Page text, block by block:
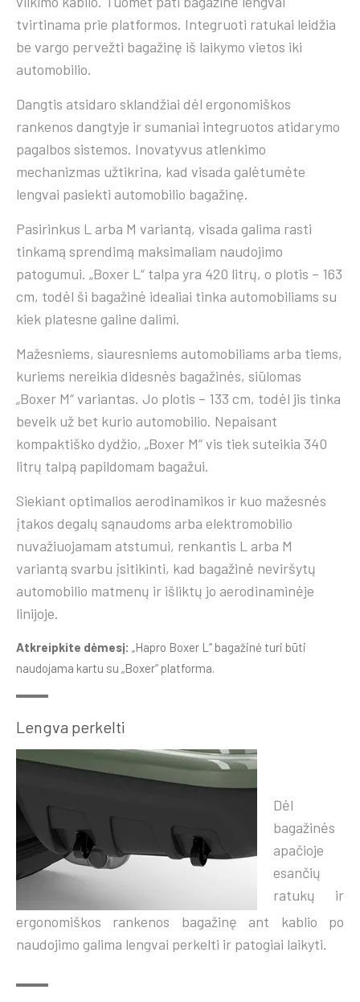
tvirtinama prie platformos. Integruoti ratukai leidžia
be vargo pervežti bagažinę iš laikymo vietos iki
automobilio.
Dangtis atsidaro sklandžiai dėl ergonomiškos
rankenos dangtyje ir sumaniai integruotos atidarymo
pagalbos sistemos. Inovatyvus atlenkimo
mechanizmas užtikrina, kad visada galėtumėte
lengvai pasiekti automobilio bagažinę.
Pasirinkus L arba M variantą, visada galima rasti
tinkamą sprendimą maksimaliam naudojimo
patogumui. „Boxer L“ talpa yra 420 litrų, o plotis – 163
cm, todėl ši bagažinė idealiai tinka automobiliams su
kiek platesne galine dalimi.
Mažesniems, siauresniems automobiliams arba tiems,
kuriems nereikia didesnės bagažinės, siūlomas
„Boxer M“ variantas. Jo plotis – 133 cm, todėl jis tinka
beveik už bet kurio automobilio. Nepaisant
kompaktiško dydžio, „Boxer M“ vis tiek suteikia 340
litrų talpą papildomam bagažui.
Siekiant optimalios aerodinamikos ir kuo mažesnės
įtakos degalų sąnaudoms arba elektromobilio
nuvažiuojamam atstumui, renkantis L arba M
variantą svarbu įsitikinti, kad bagažinė neviršytų
automobilio matmenų ir išliktų jo aerodinaminėje
linijoje.
Atkreipkite dėmesį: „Hapro Boxer L“ bagažinė turi būti
naudojama kartu su „Boxer“ platforma.
Lengva perkelti
Dėl
bagažinės
apačioje
esančių
ratukų ir
ergonomiškos rankenos bagažinę ant kablio po
naudojimo galima lengvai perkelti ir patogiai laikyti.